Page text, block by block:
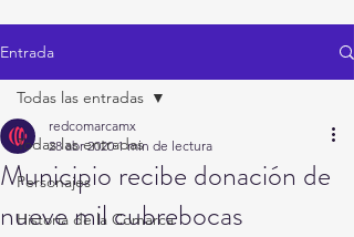
Entrada
Todas las entradas
Personajes
Historia de la Comarca
Todas las entradas
Municipio recibe donación de
nueve mil cubrebocas
redcomarcamx
28 abr 2020 1 min de lectura